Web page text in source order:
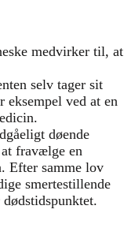
medvirker til, at
selv tager sit
ved at en
døende
fravælge en
Efter samme lov
smertestillende